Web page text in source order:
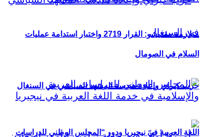
حزب كيراي وإعادة هندسة المشهد السياسي في السنغال
متلازمة مقديشو: القرار 2719 واختبار استدامة عمليات
السلام في الصومال
اللغة العربية في نيجيريا ودور “المجلس الوطني للدراسات